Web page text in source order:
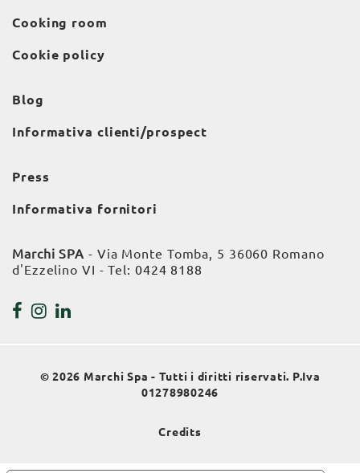
Cooking room
Cookie policy
Blog
Informativa clienti/prospect
Press
Informativa fornitori
Marchi SPA - Via Monte Tomba, 5 36060 Romano
d'Ezzelino VI - Tel: 0424 8188
© 2026 Marchi Spa - Tutti i diritti riservati. P.Iva
01278980246
Credits